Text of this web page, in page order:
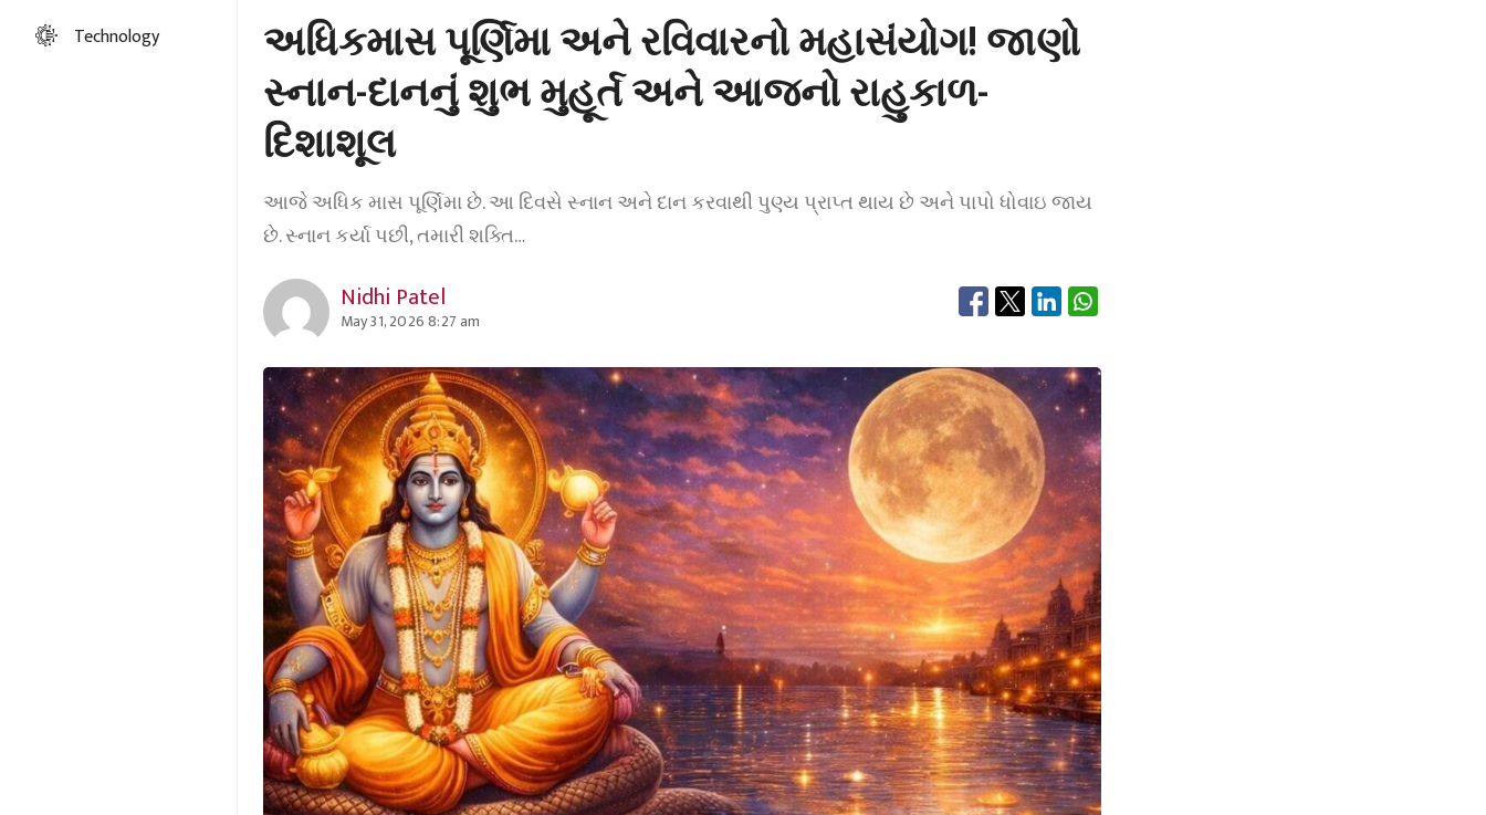
Technology
અધિકમાસ પૂર્ણિમા અને રવિવારનો મહાસંયોગ! જાણો
સ્નાન-દાનનું શુભ મુહૂર્ત અને આજનો રાહુકાળ-
દિશાશૂલ
આજે અધિક માસ પૂર્ણિમા છે. આ દિવસે સ્નાન અને દાન કરવાથી પુણ્ય પ્રાપ્ત થાય છે અને પાપો ધોવાઇ જાય
છે. સ્નાન કર્યા પછી, તમારી શક્તિ…
Nidhi Patel
May 31, 2026 8:27 am